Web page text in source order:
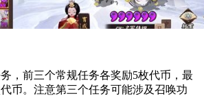
，前三个常规任务各奖励5枚代币，最
币。注意第三个任务可能涉及召唤功